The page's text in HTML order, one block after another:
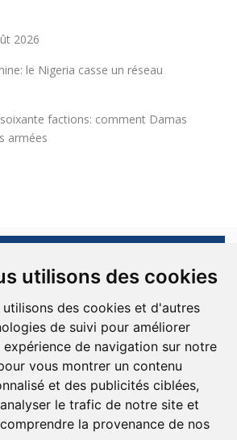
utilisons des cookies
utilisons des cookies et d'autres
de suivi pour améliorer
de navigation sur notre
vous montrer un contenu
et des publicités ciblées,
le trafic de notre site et
la provenance de nos
2026
le Nigeria casse un réseau
factions: comment Damas
armées
Tous les droits sont réservés.